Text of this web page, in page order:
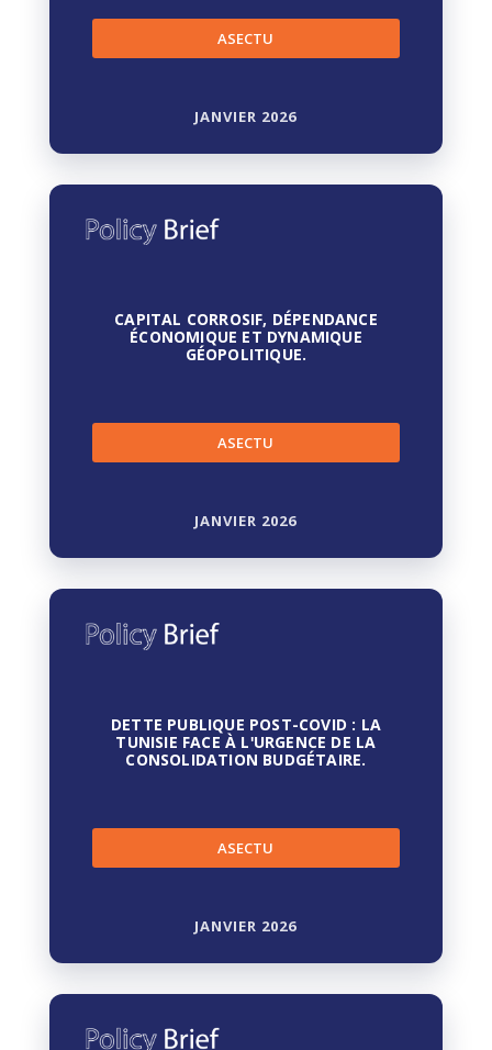
ASECTU
JANVIER 2026
CAPITAL CORROSIF, DÉPENDANCE
ÉCONOMIQUE ET DYNAMIQUE
GÉOPOLITIQUE.
ASECTU
JANVIER 2026
DETTE PUBLIQUE POST-COVID : LA
TUNISIE FACE À LʹURGENCE DE LA
CONSOLIDATION BUDGÉTAIRE.
ASECTU
JANVIER 2026